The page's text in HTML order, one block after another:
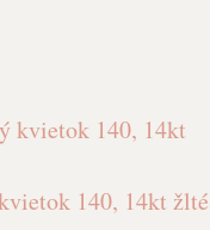
140, 14kt žlté